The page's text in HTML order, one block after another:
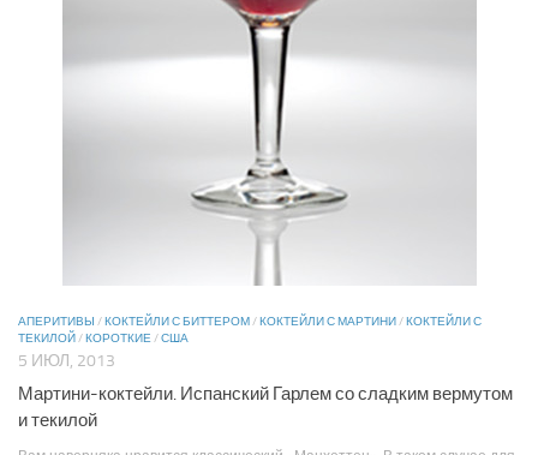
АПЕРИТИВЫ /КОКТЕЙЛИ С БИТТЕРОМ/КОКТЕЙЛИ С МАРТИНИ/КОКТЕЙЛИ С
ТЕКИЛОЙ/КОРОТКИЕ/США
5 ИЮЛ, 2013
Мартини-коктейли. Испанский Гарлем со сладким вермутом
и текилой